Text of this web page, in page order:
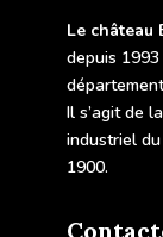
Le château
depuis
Il s’agit de
industriel
1900.